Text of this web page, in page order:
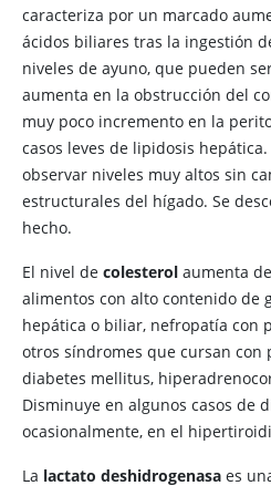
caracteriza por un marcado
ácidos biliares tras la ingestión
niveles de ayuno, que pueden
aumenta en la obstrucción del
muy poco incremento en la
casos leves de lipidosis
observar niveles muy altos sin
estructurales del hígado. Se
hecho.
El nivel de colesterol aumenta
alimentos con alto contenido de
hepática o biliar, nefropatía con
otros síndromes que cursan con
diabetes mellitus,
Disminuye en algunos casos de
ocasionalmente, en el
La lactato deshidrogenasa es